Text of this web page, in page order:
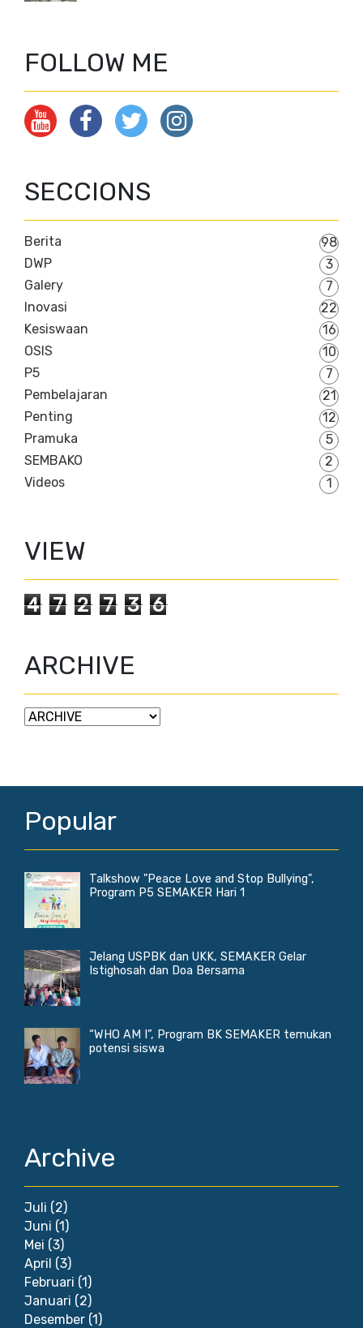
FOLLOW ME
SECCIONS
Berita
98
DWP
3
Galery
7
Inovasi
22
Kesiswaan
16
OSIS
10
P5
7
Pembelajaran
21
Penting
12
Pramuka
5
SEMBAKO
2
Videos
1
VIEW
4 7 2 7 3 6
ARCHIVE
Popular
Talkshow "Peace Love and Stop Bullying",
Program P5 SEMAKER Hari 1
Jelang USPBK dan UKK, SEMAKER Gelar
Istighosah dan Doa Bersama
“WHO AM I”, Program BK SEMAKER temukan
potensi siswa
Archive
Juli (2)
Juni (1)
Mei (3)
April (3)
Februari (1)
Januari (2)
Desember (1)